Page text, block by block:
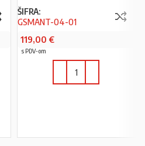
ŠIFRA:
GSMANT-04-01
119,00 €
s PDV-om